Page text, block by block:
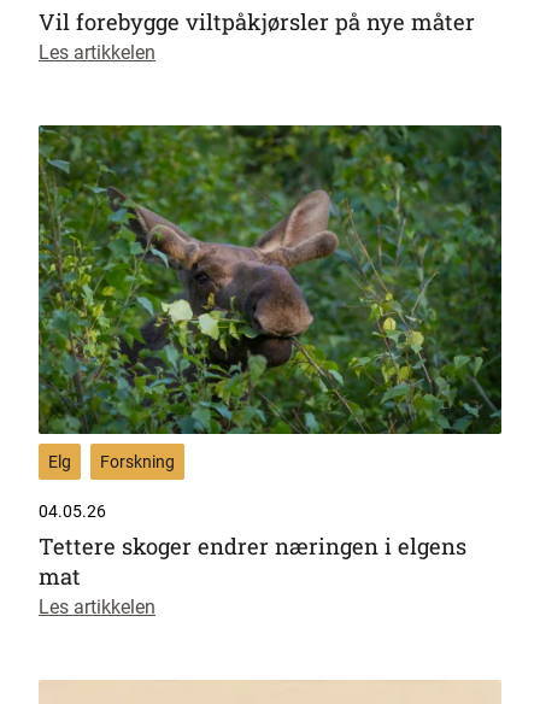
Vil forebygge viltpåkjørsler på nye måter
Les artikkelen
Elg Forskning
04.05.26
Tettere skoger endrer næringen i elgens
mat
Les artikkelen